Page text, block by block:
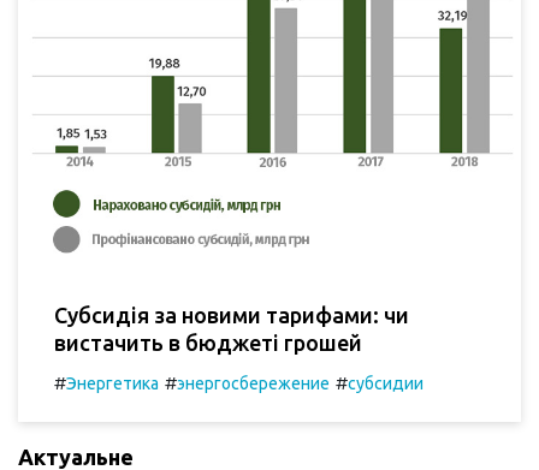
Субсидія за новими тарифами: чи
вистачить в бюджеті грошей
#Энергетика #энергосбережение #субсидии
Актуальне